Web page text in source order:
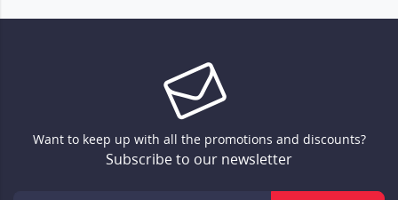
Want to keep up with all the promotions and discounts?
Subscribe to our newsletter